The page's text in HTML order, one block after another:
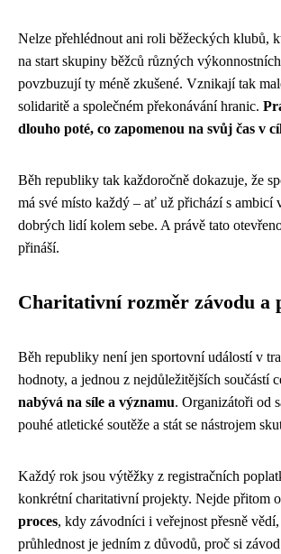
Nelze přehlédnout ani roli běžeckých klubů,
na start skupiny běžců různých
povzbuzují ty méně zkušené. Vznikají tak
solidaritě a společném překonávání hranic.
dlouho poté, co zapomenou na svůj čas v
Běh republiky tak každoročně dokazuje, že
má své místo každý – ať už přichází s ambicí
dobrých lidí kolem sebe. A právě tato
přináší.
Charitativní rozměr závodu a
Běh republiky není jen sportovní událostí v
hodnoty, a jednou z nejdůležitějších součástí
nabývá na síle a významu. Organizátoři od
pouhé atletické soutěže a stát se nástrojem
Každý rok jsou výtěžky z registračních
konkrétní charitativní projekty. Nejde přitom
proces, kdy závodníci i veřejnost přesně
průhlednost je jedním z důvodů, proč si